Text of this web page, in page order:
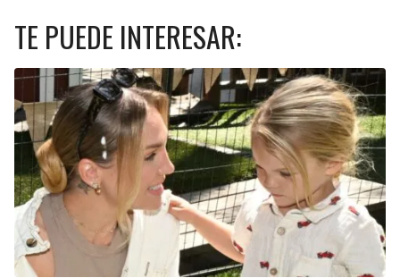
TE PUEDE INTERESAR: